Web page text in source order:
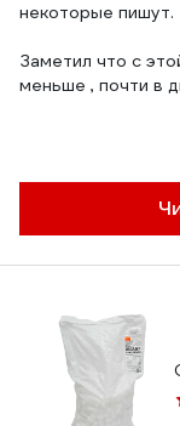
некоторые пишут.
Заметил что с